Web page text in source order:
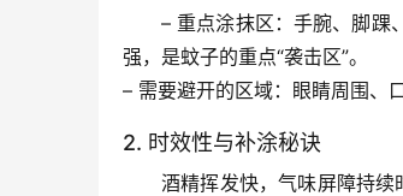
– 重点涂抹区 ：手腕、脚踝
强，是蚊子的重点“袭击区”。
– 需要避开的区域：眼睛周围、
2. 时效性与补涂秘诀
酒精挥发快，气味屏障持